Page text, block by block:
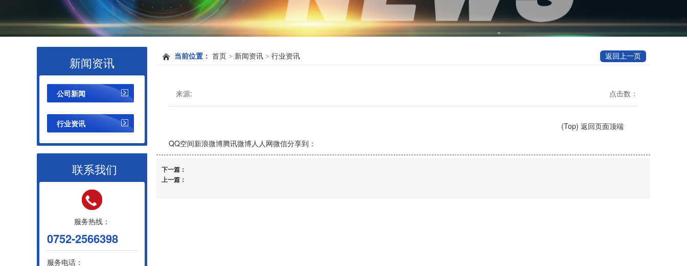
新闻资讯
公司新闻
行业资讯
联系我们
服务热线：
0752-2566398
服务电话：
当前位置： 首页 > 新闻资讯 > 行业资讯 返回上一页
点击数：
来源:
(Top) 返回页面顶端
QQ空间新浪微博腾讯微博人人网微信分享到：
下一篇：
上一篇：